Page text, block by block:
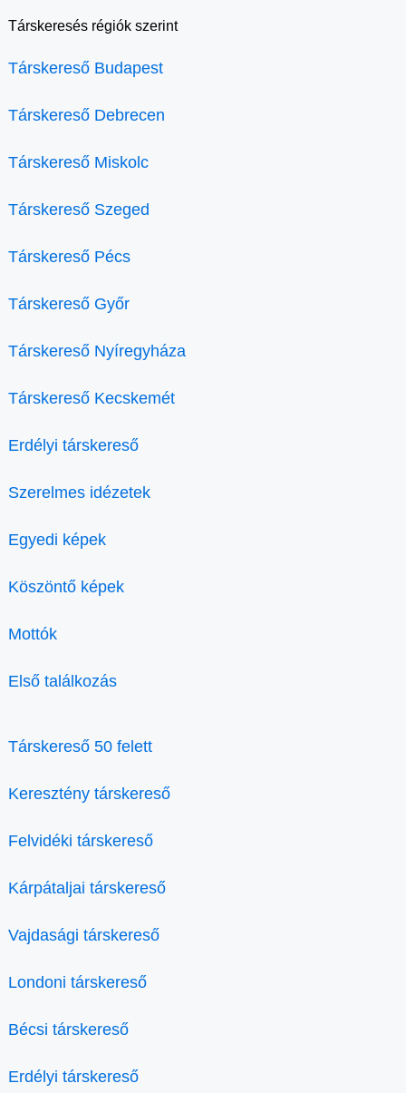
Társkeresés régiók szerint
Társkereső Budapest
Társkereső Debrecen
Társkereső Miskolc
Társkereső Szeged
Társkereső Pécs
Társkereső Győr
Társkereső Nyíregyháza
Társkereső Kecskemét
Erdélyi társkereső
Szerelmes idézetek
Egyedi képek
Köszöntő képek
Mottók
Első találkozás
Társkereső 50 felett
Keresztény társkereső
Felvidéki társkereső
Kárpátaljai társkereső
Vajdasági társkereső
Londoni társkereső
Bécsi társkereső
Erdélyi társkereső